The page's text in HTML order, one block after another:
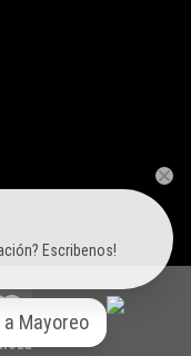
Escribenos!
Mayoreo